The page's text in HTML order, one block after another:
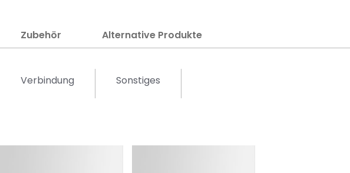
Zubehör
Verbindung Sonstiges
Alternative Produkte